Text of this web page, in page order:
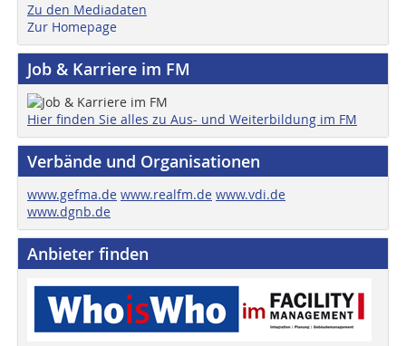
Zu den Mediadaten
Zur Homepage
Job & Karriere im FM
Hier finden Sie alles zu Aus- und Weiterbildung im FM
Verbände und Organisationen
www.gefma.de www.realfm.de www.vdi.de
www.dgnb.de
Anbieter finden